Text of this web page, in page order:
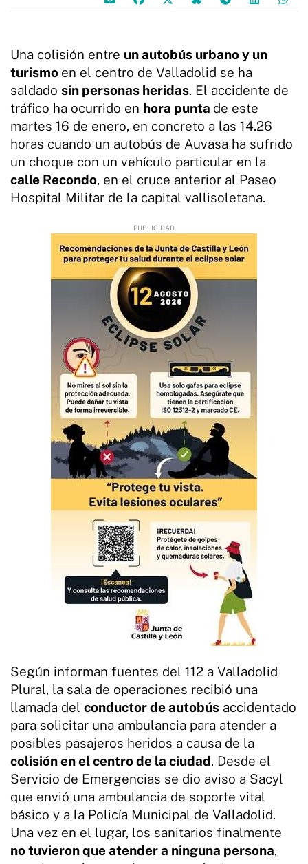
Una colisión entre un autobús urbano y un
turismo en el centro de Valladolid se ha
saldado sin personas heridas. El accidente de
tráfico ha ocurrido en hora punta de este
martes 16 de enero, en concreto a las 14.26
horas cuando un autobús de Auvasa ha sufrido
un choque con un vehículo particular en la
calle Recondo, en el cruce anterior al Paseo
Hospital Militar de la capital vallisoletana.
Según informan fuentes del 112 a Valladolid
Plural, la sala de operaciones recibió una
llamada del conductor de autobús accidentado
para solicitar una ambulancia para atender a
posibles pasajeros heridos a causa de la
colisión en el centro de la ciudad. Desde el
Servicio de Emergencias se dio aviso a Sacyl
que envió una ambulancia de soporte vital
básico y a la Policía Municipal de Valladolid.
Una vez en el lugar, los sanitarios finalmente
no tuvieron que atender a ninguna persona,